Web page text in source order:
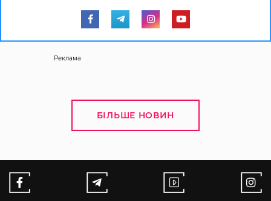
Реклама
БІЛЬШЕ НОВИН